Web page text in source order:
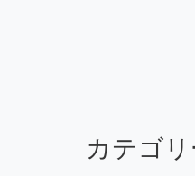
カテゴ